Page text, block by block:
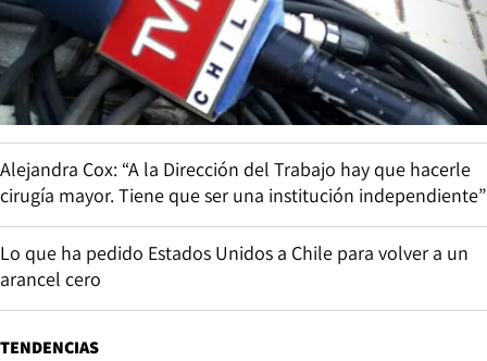
Alejandra Cox: “A la Dirección del Trabajo hay que hacerle
cirugía mayor. Tiene que ser una institución independiente”
Lo que ha pedido Estados Unidos a Chile para volver a un
arancel cero
TENDENCIAS